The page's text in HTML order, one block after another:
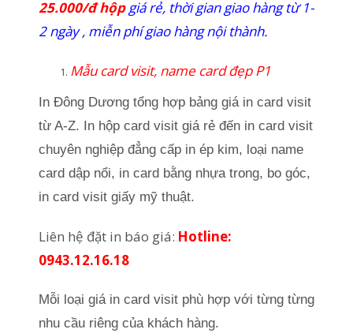
25.000/đ hộpgiá rẻ, thời gian giao hàng từ 1-
2 ngày , miễn phí giao hàng nội thành.
Mẫu card visit, name card đẹp P1
In Đông Dương tổng hợp bảng giá in card visit
từ A-Z. In hộp card visit giá rẻ đến in card visit
chuyên nghiệp đẳng cấp in ép kim, loại name
card dập nổi, in card bằng nhựa trong, bo góc,
in card visit giấy mỹ thuật.
Liên hệ đặt in báo giá: Hotline:
0943.12.16.18
Mỗi loại giá in card visit phù hợp với từng từng
nhu cầu riêng của khách hàng.